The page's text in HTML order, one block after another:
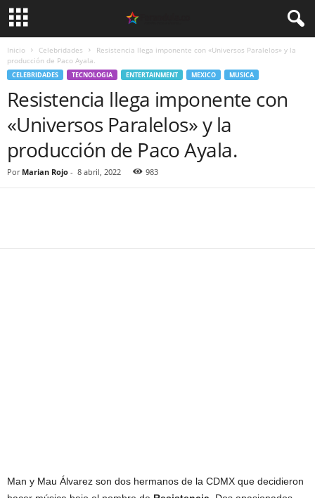
Inicio Celebridades
Resistencia llega imponente con «Universos Paralelos» y la
producción de Paco Ayala.
CELEBRIDADES TECNOLOGIA ENTERTAINMENT MEXICO MUSICA
Resistencia llega imponente con
«Universos Paralelos» y la
producción de Paco Ayala.
Por Marian Rojo - 8 abril, 2022 983
Man y Mau Álvarez son dos hermanos de la CDMX que decidieron